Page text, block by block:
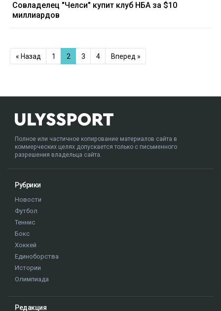
Совладелец "Челси" купит клуб НБА за $10
миллиардов
« Назад 1 2 3 4 Вперед »
Полное или частичное копирование материалов сайта в
коммерческих целях допускается только с письменного
разрешения владельца сайта.
Рубрики
Новости
Футбол
Теннис
Бокс
Хоккей
Единоборства
Истории
Олимпиада
Редакция